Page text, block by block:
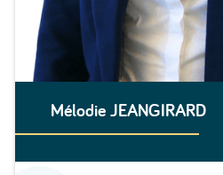
Mélodie JEANGIRARD